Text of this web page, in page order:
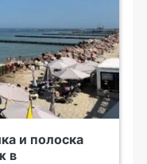
и полоска
в